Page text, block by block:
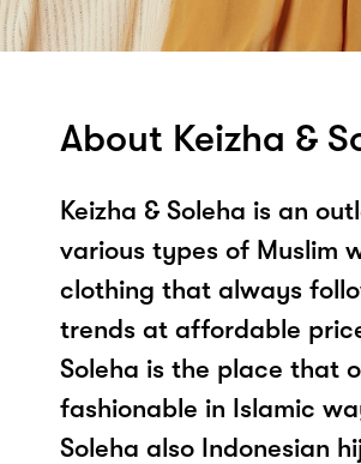
About Keizha &
Keizha & Soleha is an
various types of Muslim
clothing that always
trends at affordable
Soleha is the place that
fashionable in Islamic
Soleha also Indonesian